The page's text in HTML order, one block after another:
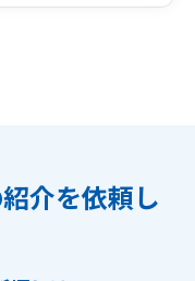
介を依頼し